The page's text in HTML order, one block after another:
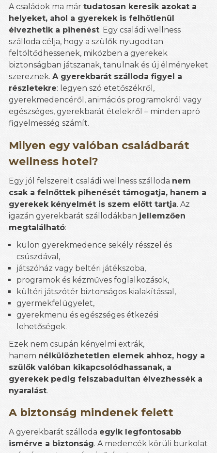
A családok ma már tudatosan keresik azokat a
helyeket, ahol a gyerekek is felhőtlenül
élvezhetik a pihenést. Egy családi wellness
szálloda célja, hogy a szülők nyugodtan
feltöltődhessenek, miközben a gyerekek
biztonságban játszanak, tanulnak és új élményeket
szereznek. A gyerekbarát szálloda figyel a
részletekre: legyen szó etetőszékről,
gyerekmedencéről, animációs programokról vagy
egészséges, gyerekbarát ételekről – minden apró
figyelmesség számít.
Milyen egy valóban családbarát
wellness hotel?
Egy jól felszerelt családi wellness szálloda nem
csak a felnőttek pihenését támogatja, hanem a
gyerekek kényelmét is szem előtt tartja. Az
igazán gyerekbarát szállodákban jellemzően
megtalálható:
külön gyerekmedence sekély résszel és
csúszdával,
játszóház vagy beltéri játékszoba,
programok és kézműves foglalkozások,
kültéri játszótér biztonságos kialakítással,
gyermekfelügyelet,
gyerekmenü és egészséges étkezési
lehetőségek.
Ezek nem csupán kényelmi extrák,
hanem nélkülözhetetlen elemek ahhoz, hogy a
szülők valóban kikapcsolódhassanak, a
gyerekek pedig felszabadultan élvezhessék a
nyaralást.
A biztonság mindenek felett
A gyerekbarát szálloda egyik legfontosabb
ismérve a biztonság. A medencék körüli burkolat